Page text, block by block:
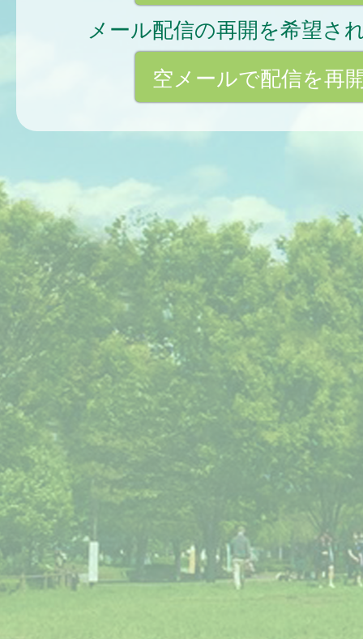
メール配信の再開を希望さ
空メールで配信を再